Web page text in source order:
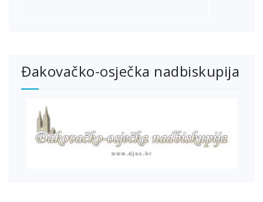
Đakovačko-osječka nadbiskupija